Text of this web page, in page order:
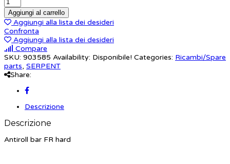
Aggiungi al carrello
Aggiungi alla lista dei desideri
Confronta
Aggiungi alla lista dei desideri
Compare
SKU: 903585 Availability: Disponibile! Categories: Ricambi/Spare
parts, SERPENT
Share:
Descrizione
Descrizione
Antiroll bar FR hard